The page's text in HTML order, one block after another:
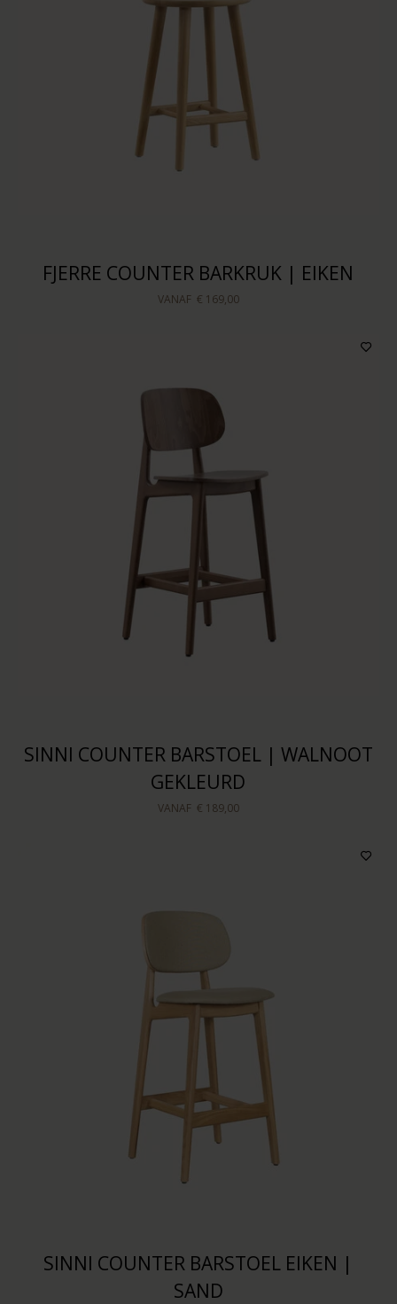
FJERRE COUNTER BARKRUK | EIKEN
VANAF € 169,00
SINNI COUNTER BARSTOEL | WALNOOT
GEKLEURD
VANAF € 189,00
SINNI COUNTER BARSTOEL EIKEN |
SAND